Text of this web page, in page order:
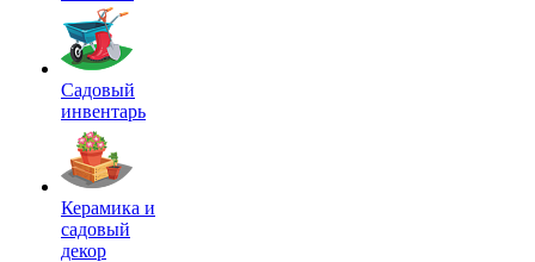
Садовый
инвентарь
Керамика и
садовый
декор